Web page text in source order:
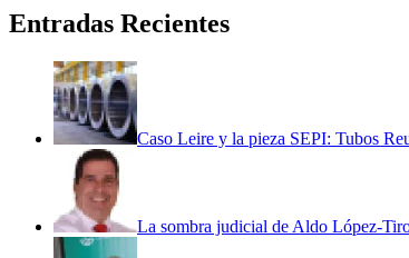
Entradas Recientes
Caso Leire y la pieza SEPI: Tubos
La sombra judicial de Aldo López-